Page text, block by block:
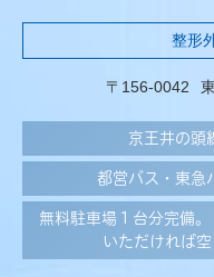
整形
〒156-0042
京王井の頭
都営バス・東急
無料駐車場１台分完備
いただければ